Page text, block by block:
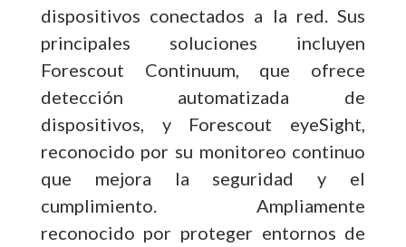
dispositivos conectados a la red. Sus
principales soluciones incluyen
Forescout Continuum, que ofrece
detección automatizada de
dispositivos, y Forescout eyeSight,
reconocido por su monitoreo continuo
que mejora la seguridad y el
cumplimiento. Ampliamente
reconocido por proteger entornos de